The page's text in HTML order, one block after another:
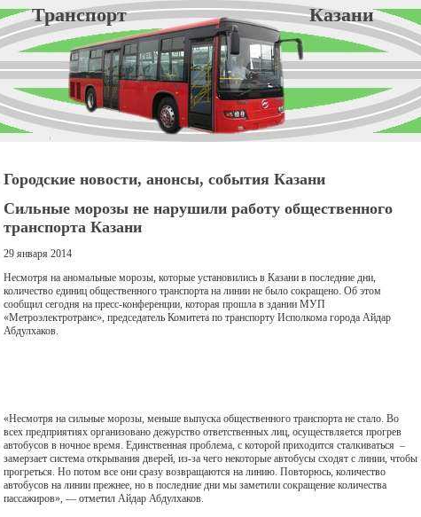
Транспорт Казани
Городские новости, анонсы, события Казани
Сильные морозы не нарушили работу общественного
транспорта Казани
29 января 2014
Несмотря на аномальные морозы, которые установились в Казани в последние дни,
количество единиц общественного транспорта на линии не было сокращено. Об этом
сообщил сегодня на пресс-конференции, которая прошла в здании МУП
«Метроэлектротранс», председатель Комитета по транспорту Исполкома города Айдар
Абдулхаков.
«Несмотря на сильные морозы, меньше выпуска общественного транспорта не стало. Во
всех предприятиях организовано дежурство ответственных лиц, осуществляется прогрев
автобусов в ночное время. Единственная проблема, с которой приходится сталкиваться –
замерзает система открывания дверей, из-за чего некоторые автобусы сходят с линии, чтобы
прогреться. Но потом все они сразу возвращаются на линию. Повторюсь, количество
автобусов на линии прежнее, но в последние дни мы заметили сокращение количества
пассажиров», — отметил Айдар Абдулхаков.